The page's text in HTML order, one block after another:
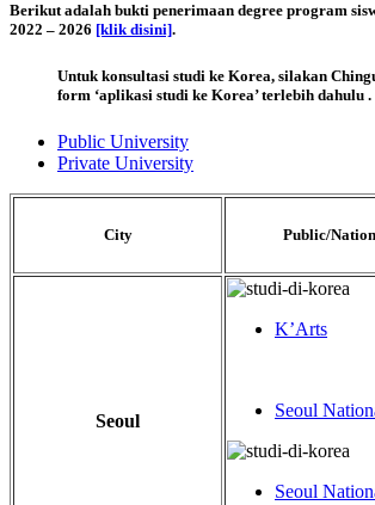
Berikut adalah bukti penerimaan degree program
2022 – 2026 [klik disini].
Untuk konsultasi studi ke Korea, silakan
form ‘aplikasi studi ke Korea’ terlebih dahulu .
Public University
Private University
City Public/
Seoul
K’Arts
Seoul
Seoul